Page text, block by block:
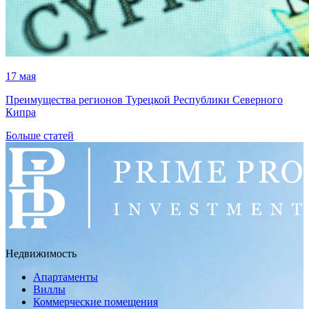
17 мая
Преимущества регионов Турецкой Республики Северного
Кипра
Больше статей
Недвижимость
Апартаменты
Виллы
Коммерческие помещения